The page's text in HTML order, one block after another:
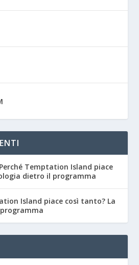
Perché Temptation Island piace
dietro il programma
Island piace così tanto? La